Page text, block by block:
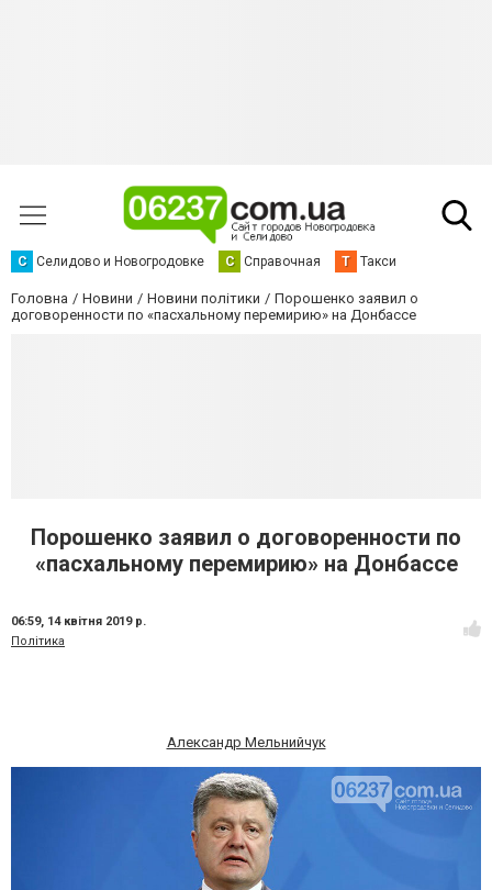
С Селидово и Новогродовке С Справочная Т Такси
Головна Новини Новини політики
Порошенко заявил о
договоренности по «пасхальному перемирию» на Донбассе
Порошенко заявил о договоренности по
«пасхальному перемирию» на Донбассе
06:59, 14 квітня 2019 р.
Політика
Александр Мельнийчук